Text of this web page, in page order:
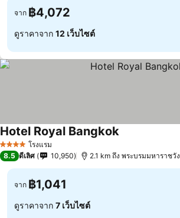
จาก ฿4,072
ดูราคาจาก 12 เว็บไซต์
4 ดาว โรงแรม
Hotel Royal Bangkok
8.5 ดีเลิศ 10,950 2.1 km ถึง พระบรมมหาราชวัง
จาก ฿1,041
ดูราคาจาก 7 เว็บไซต์